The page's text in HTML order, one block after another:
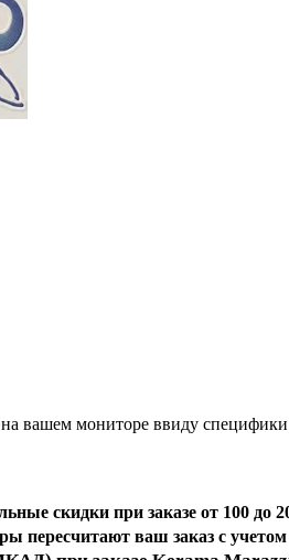
вашем мониторе ввиду специфики
скидки при заказе от 100 до
пересчитают ваш заказ с учетом